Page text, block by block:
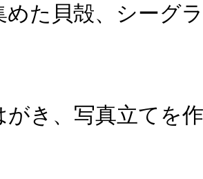
めた貝殻、シーグ
がき、写真立てを